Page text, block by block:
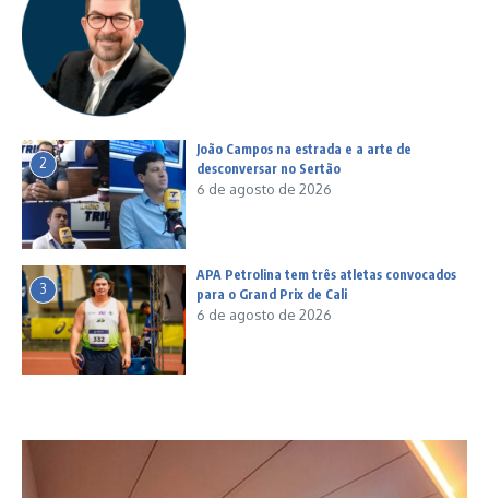
2
João Campos na estrada e a arte de
desconversar no Sertão
6 de agosto de 2026
3
APA Petrolina tem três atletas convocados
para o Grand Prix de Cali
6 de agosto de 2026